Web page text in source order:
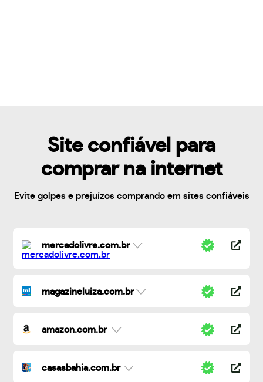
Site confiável para
comprar na internet
Evite golpes e prejuízos comprando em sites confiáveis
mercadolivre.com.br
magazineluiza.com.br
amazon.com.br
casasbahia.com.br